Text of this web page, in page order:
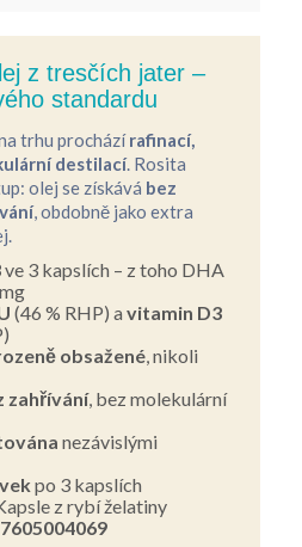
z tresčích jater –
standardu
trhu procházírafinací,
destilací. Rosita
olej se získává bez
, obdobně jako extra
ve 3 kapslích – z toho DHA
(46 % RHP) a vitamin D3
obsažené, nikoli
zahřívání, bez molekulární
nezávislými
po 3 kapslích
z rybí želatiny